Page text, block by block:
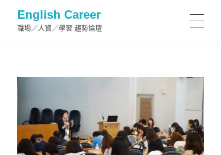
English Career
職場／人資／學習 趨勢論壇